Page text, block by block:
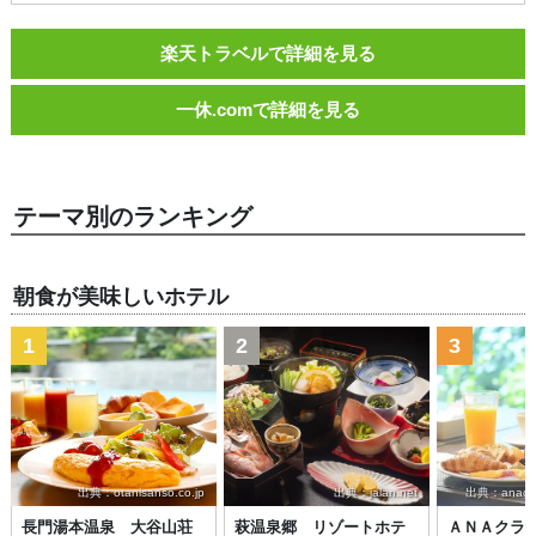
楽天トラベルで詳細を見る
一休.comで詳細を見る
テーマ別のランキング
朝食が美味しいホテル
出典：otanisanso.co.jp
1
長門湯本温泉 大谷山荘
出典：jalan.net
2
萩温泉郷 リゾートホテ
出典：
3
ＡＮＡクラ